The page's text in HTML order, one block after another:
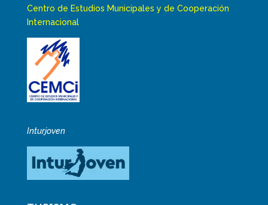
Centro de Estudios Municipales y de Cooperación
Internacional
Inturjoven